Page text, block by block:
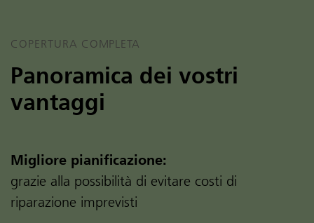
COPERTURA COMPLETA
Panoramica dei vostri
vantaggi
Migliore pianificazione:
grazie alla possibilità di evitare costi di
riparazione imprevisti